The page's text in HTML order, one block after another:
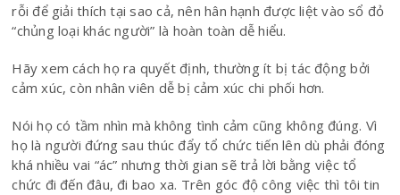
rỗi để giải thích tại sao cả, nên hân hạnh được liệt vào sổ đỏ
“chủng loại khác người” là hoàn toàn dễ hiểu.
Hãy xem cách họ ra quyết định, thường ít bị tác động bởi
cảm xúc, còn nhân viên dễ bị cảm xúc chi phối hơn.
Nói họ có tầm nhìn mà không tình cảm cũng không đúng. Vì
họ là người đứng sau thúc đẩy tổ chức tiến lên dù phải đóng
khá nhiều vai “ác” nhưng thời gian sẽ trả lời bằng việc tổ
chức đi đến đâu, đi bao xa. Trên góc độ công việc thì tôi tin